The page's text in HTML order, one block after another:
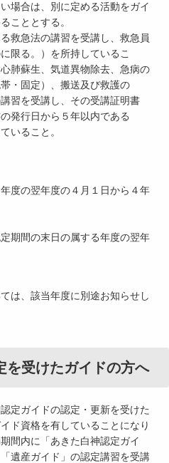
合は、別に定める活動をガイ
こととする。
急法の講習を受講し、救急員
限る。）を所持しているこ
蘇生、気道異物除去、急病の
・固定）、搬送及び救護の
を受講し、その受講証明書
発行日から５年以内である
ること。
の翌年度の４月１日から４年
間の末日の属する年度の翌年
、該当年度に別途お知らせし
を受けたガイドの方へ
定ガイドの認定・更新を受けた
ド資格を有していることになり
間内に「あきた白神認定ガイ
遺産ガイド」の認定講習を受講